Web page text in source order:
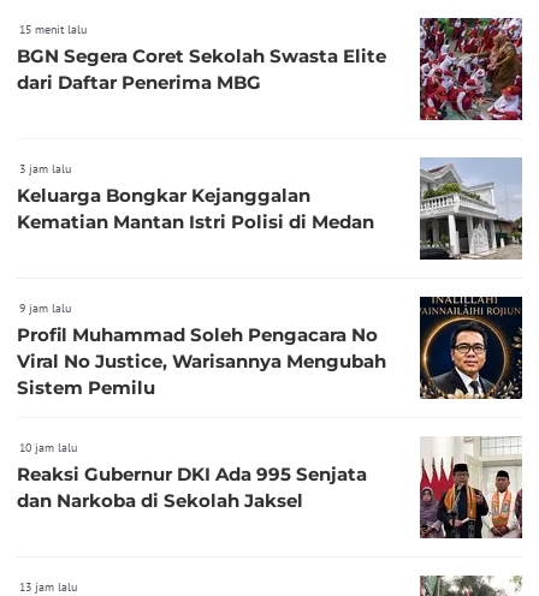
15 menit lalu
BGN Segera Coret Sekolah Swasta Elite
dari Daftar Penerima MBG
3 jam lalu
Keluarga Bongkar Kejanggalan
Kematian Mantan Istri Polisi di Medan
9 jam lalu
Profil Muhammad Soleh Pengacara No
Viral No Justice, Warisannya Mengubah
Sistem Pemilu
10 jam lalu
Reaksi Gubernur DKI Ada 995 Senjata
dan Narkoba di Sekolah Jaksel
13 jam lalu